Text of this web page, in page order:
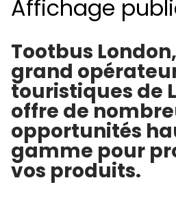
Affichage
Tootbus
grand
touristiques de
offre de
opportunités
gamme pour
vos produits.